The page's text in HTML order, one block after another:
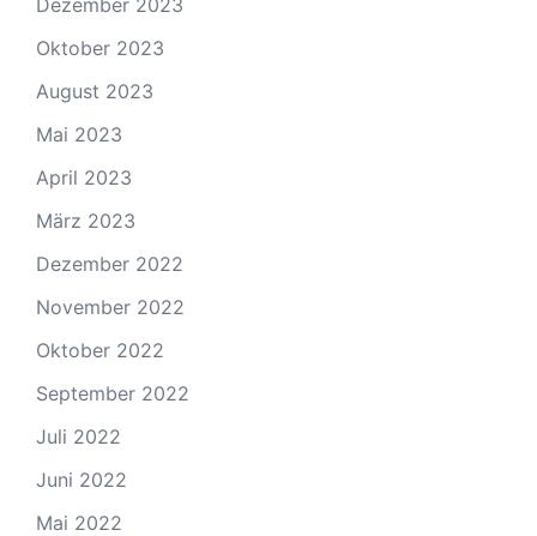
Oktober 2023
August 2023
Mai 2023
April 2023
März 2023
Dezember 2022
November 2022
Oktober 2022
September 2022
Juli 2022
Juni 2022
Mai 2022